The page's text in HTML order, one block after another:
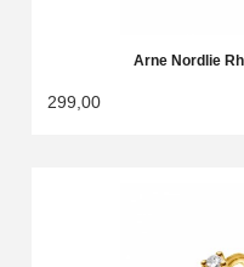
Arne Nordlie
299,00